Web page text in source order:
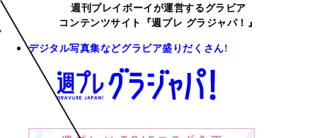
週刊プレイボーイが運営するグラビア
コンテンツサイト『週プレ グラジャパ！』
デジタル写真集などグラビア盛りだくさん!